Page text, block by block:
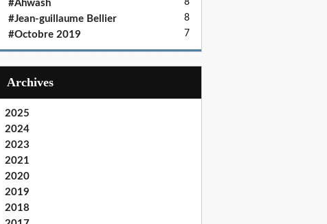
#Ahwash 8
#Jean-guillaume Bellier 8
#Octobre 2019 7
Archives
2025
2024
2023
2021
2020
2019
2018